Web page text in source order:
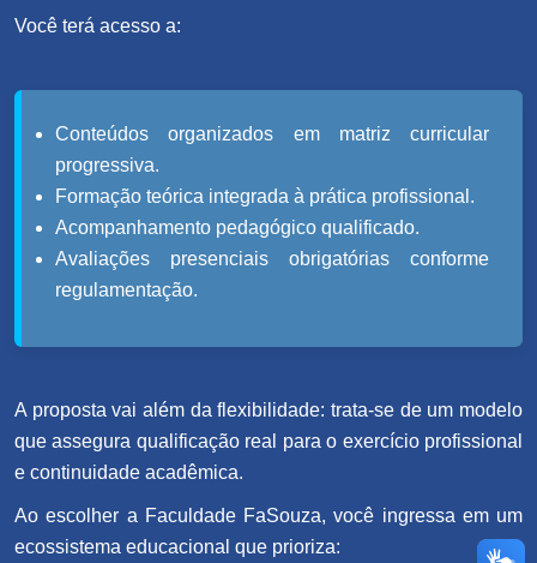
Você terá acesso a:
Conteúdos organizados em matriz curricular
progressiva.
Formação teórica integrada à prática profissional.
Acompanhamento pedagógico qualificado.
Avaliações presenciais obrigatórias conforme
regulamentação.
A proposta vai além da flexibilidade: trata-se de um modelo
que assegura qualificação real para o exercício profissional
e continuidade acadêmica.
Ao escolher a Faculdade FaSouza, você ingressa em um
ecossistema educacional que prioriza: